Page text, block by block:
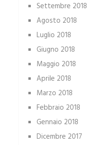
Settembre 2018
Agosto 2018
Luglio 2018
Giugno 2018
Maggio 2018
Aprile 2018
Marzo 2018
Febbraio 2018
Gennaio 2018
Dicembre 2017